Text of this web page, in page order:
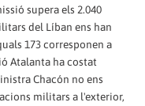
supera els 2.040
del Líban ens han
173 corresponen a
Atalanta ha costat
Chacón no ens
militars a l'exterior,